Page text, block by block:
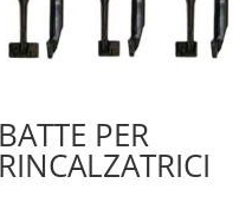
BATTE PER
RINCALZATRICI